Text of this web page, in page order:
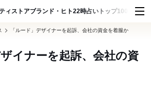
ィ ストアブランド・ヒト22時占い トップ100 スナッ
「ルード」デザイナーを起訴、会社の資金を着服か
ザイナーを起訴、会社の資